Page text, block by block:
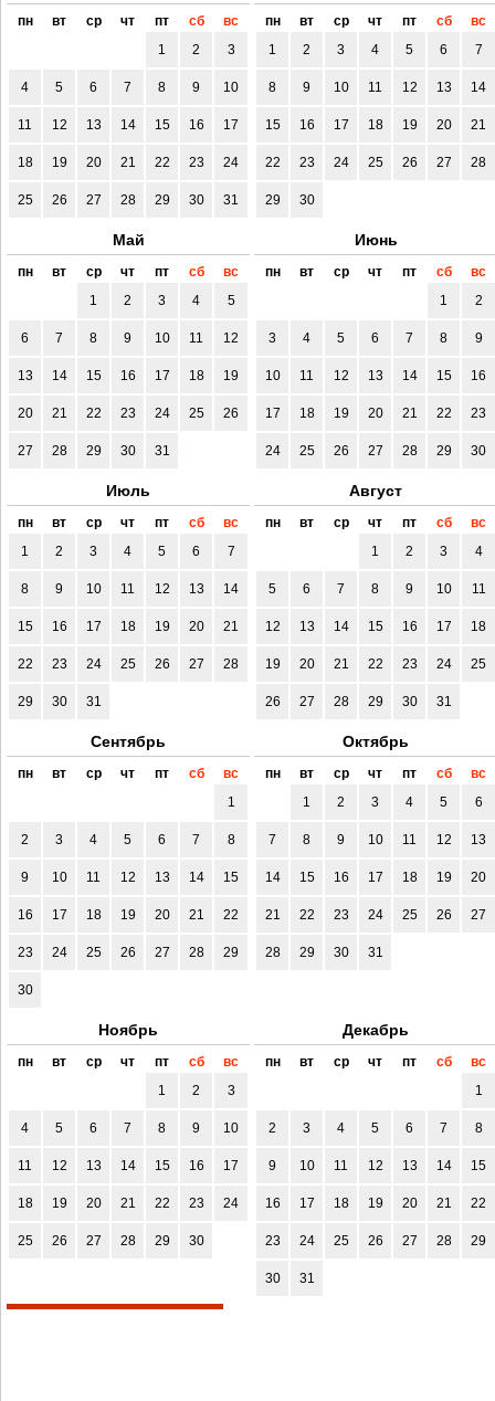
пн вт ср чт пт сб
вс
1
2 3
4 5 6 7 8 9 10
11 12 13 14 15 16 17
18 19 20 21 22 23 24
25 26 27 28 29 30 31
пн вт ср чт пт сб
вс
1
2 3 4 5 6 7
8 9 10 11 12 13 14
15 16 17 18 19 20 21
22 23 24 25 26 27 28
29 30
Май
пн вт ср чт пт сб
вс
1
2 3 4 5
6 7 8 9 10 11 12
13 14 15 16 17 18 19
20 21 22 23 24 25 26
27 28 29 30 31
Июнь
пн вт ср чт пт сб
вс
1
2
3 4 5 6 7 8 9
10 11 12 13 14 15 16
17 18 19 20 21 22 23
24 25 26 27 28 29 30
Июль
пн вт ср чт пт сб
вс
1
2 3 4 5 6 7
8 9 10 11 12 13 14
15 16 17 18 19 20 21
22 23 24 25 26 27 28
29 30 31
Август
пн вт ср чт пт сб
вс
1
2 3 4
5 6 7 8 9 10 11
12 13 14 15 16 17 18
19 20 21 22 23 24 25
26 27 28 29 30 31
Сентябрь
пн вт ср чт пт сб
вс
1
2 3 4 5 6 7 8
9 10 11 12 13 14 15
16 17 18 19 20 21 22
23 24 25 26 27 28 29
30
Октябрь
пн вт ср чт пт сб
вс
1
2 3 4 5 6
7 8 9 10 11 12 13
14 15 16 17 18 19 20
21 22 23 24 25 26 27
28 29 30 31
Ноябрь
пн вт ср чт пт сб
вс
1
2 3
4 5 6 7 8 9 10
11 12 13 14 15 16 17
18 19 20 21 22 23 24
25 26 27 28 29 30
Декабрь
пн вт ср чт пт сб
вс
1
2 3 4 5 6 7 8
9 10 11 12 13 14 15
16 17 18 19 20 21 22
23 24 25 26 27 28 29
30 31